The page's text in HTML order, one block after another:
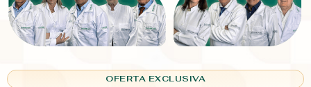
OFERTA EXCLUSIVA